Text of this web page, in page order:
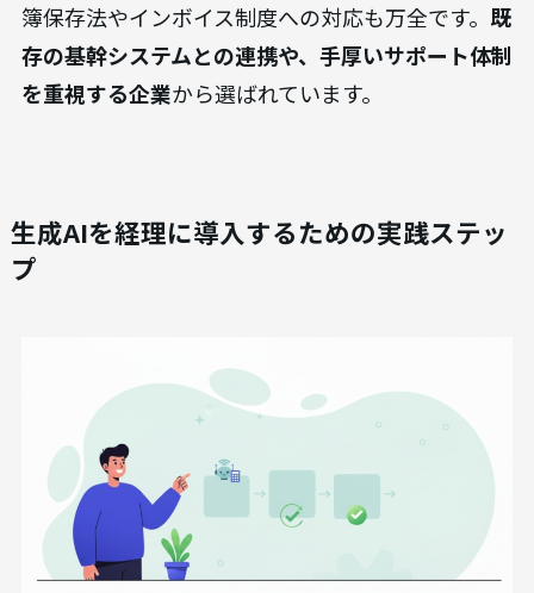
簿保存法やインボイス制度への対応も万全です。 既
存の基幹システムとの連携や、手厚いサポート体制
を重視する企業から選ばれています。
生成AIを経理に導入するための実践ステッ
プ